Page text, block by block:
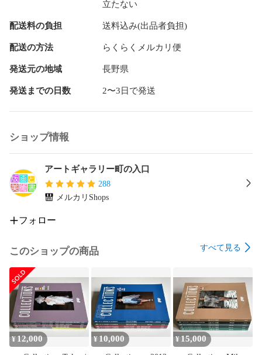
立たない
配送料の負担 送料込み(出品者負担)
配送の方法 らくらくメルカリ便
発送元の地域 長野県
発送までの日数 2〜3日で発送
ショップ情報
アートギャラリー町の入口
288
メルカリShops
フォロー
このショップの商品 すべて見る
¥ 12,000 ¥ 10,000 ¥ 15,000